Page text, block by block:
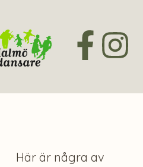
Här är några av